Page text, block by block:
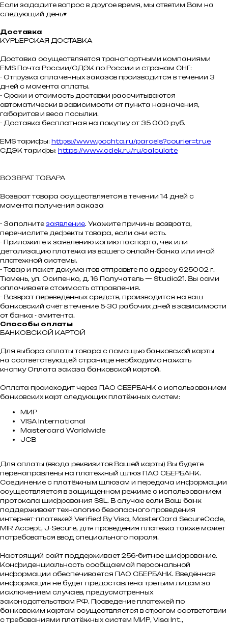
Если зададите вопрос в другое время, мы ответим Вам на
следующий день♥
Доставка
КУРЬЕРСКАЯ ДОСТАВКА
Доставка осуществляется транспортными компаниями
ЕMS Почта России/СДЭК по России и странам СНГ:
- Отгрузка оплаченных заказов производится в течении 3
дней с момента оплаты.
- Сроки и стоимость доставки рассчитываются
автоматически в зависимости от пункта назначения,
габаритов и веса посылки.
- Доставка бесплатная на покупку от 35 000 руб.
EMS тарифы: https://www.pochta.ru/parcels?courier=true
СДЭК тарифы: https://www.cdek.ru/ru/calculate
ВОЗВРАТ ТОВАРА
Возврат товара осуществляется в течении 14 дней с
момента получения заказа
- Заполните заявление. Укажите причины возврата,
перечислите дефекты товара, если они есть.
- Приложите к заявлению копию паспорта, чек или
детализацию платежа из вашего онлайн-банка или иной
платежной системы.
- Товар и пакет документов отправьте по адресу 625002 г.
Тюмень, ул. Осипенко, д. 16 Получатель — Studio21. Вы сами
оплачиваете стоимость отправления.
- Возврат переведённых средств, производится на ваш
банковский счёт в течение 5-30 рабочих дней в зависимости
от банка - эмитента.
Способы оплаты
БАНКОВСКОЙ КАРТОЙ
Для выбора оплаты товара с помощью банковской карты
на соответствующей странице необходимо нажать
кнопку Оплата заказа банковской картой.
Оплата происходит через ПАО СБЕРБАНК с использованием
банковских карт следующих платёжных систем:
МИР
VISA International
Mastercard Worldwide
JCB
Для оплаты (ввода реквизитов Вашей карты) Вы будете
перенаправлены на платёжный шлюз ПАО СБЕРБАНК.
Соединение с платёжным шлюзом и передача информации
осуществляется в защищённом режиме с использованием
протокола шифрования SSL. В случае если Ваш банк
поддерживает технологию безопасного проведения
интернет-платежей Verified By Visa, MasterCard SecureCode,
MIR Accept, J-Secure, для проведения платежа также может
потребоваться ввод специального пароля.
Настоящий сайт поддерживает 256-битное шифрование.
Конфиденциальность сообщаемой персональной
информации обеспечивается ПАО СБЕРБАНК. Введённая
информация не будет предоставлена третьим лицам за
исключением случаев, предусмотренных
законодательством РФ. Проведение платежей по
банковским картам осуществляется в строгом соответствии
с требованиями платёжных систем МИР, Visa Int.,